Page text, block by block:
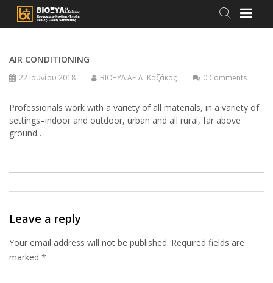
AIR CONDITIONING
22 Ιουνίου 2018 ΒΙΟΞΥΛ ΑΕ Δ. Καζάκος 0 Comments
Professionals work with a variety of all materials, in a variety of
settings–indoor and outdoor, urban and all rural, far above
ground…
Leave a reply
Your email address will not be published. Required fields are
marked *